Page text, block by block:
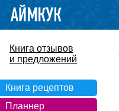
Книга отзывов
и предложений
Книга рецептов
Планнер